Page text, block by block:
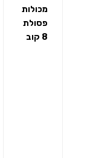
מכולות
פסולת
8 קוב